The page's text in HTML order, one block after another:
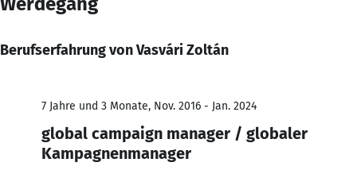
Berufserfahrung von Vasvári Zoltán
7 Jahre und 3 Monate, Nov. 2016 - Jan. 2024
global campaign manager / globaler
Kampagnenmanager